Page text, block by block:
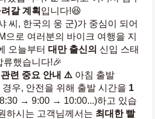
갈 계획 입니다!😆
씨, 한국의 웅 군)가 중심이 되어
으로 여러분의 바이크 여행을 지
오늘부터 대만 출신의 신입 스태
류했습니다!🎉
련 중요 안내 ⚠️ 아침 출발
우, 안전을 위해 출발 시간을 1
→ 9:00 → 10:00...)하고 있습
하시는 고객님께서는 최대한 빨